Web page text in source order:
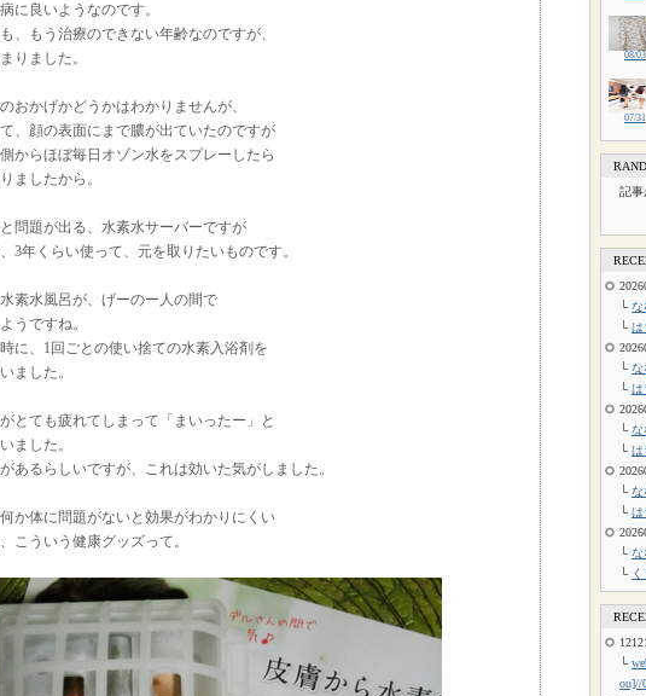
に良いようなのです。
、もう治療のできない年齢なのですが、
りました。
おかげかどうかはわかりませんが、
、顔の表面にまで膿が出ていたのですが
からほぼ毎日オゾン水をスプレーしたら
ましたから。
問題が出る、水素水サーバーですが
3年くらい使って、元を取りたいものです。
素水風呂が、げーのー人の間で
うですね。
に、1回ごとの使い捨ての水素入浴剤を
ました。
とても疲れてしまって「まいったー」と
ました。
あるらしいですが、これは効いた気がしました。
か体に問題がないと効果がわかりにくい
こういう健康グッズって。
08/03
07/31
記事
└ な
└ は
└ な
└ は
└ な
└ は
└ な
└ は
└ な
└
└
ou]//